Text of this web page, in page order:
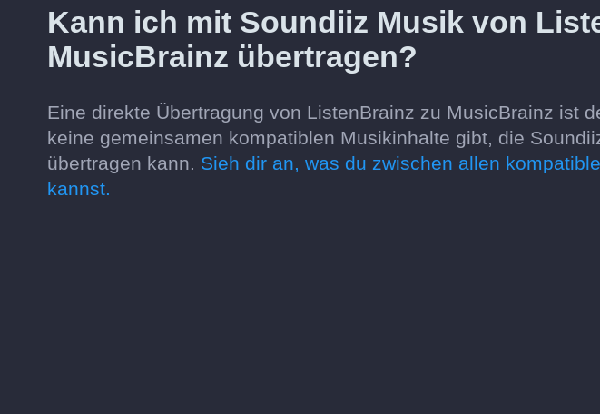
Kann ich mit Soundiiz Musik von
MusicBrainz übertragen?
Eine direkte Übertragung von ListenBrainz zu MusicBrainz ist
keine gemeinsamen kompatiblen Musikinhalte gibt, die
übertragen kann. Sieh dir an, was du zwischen allen
kannst.